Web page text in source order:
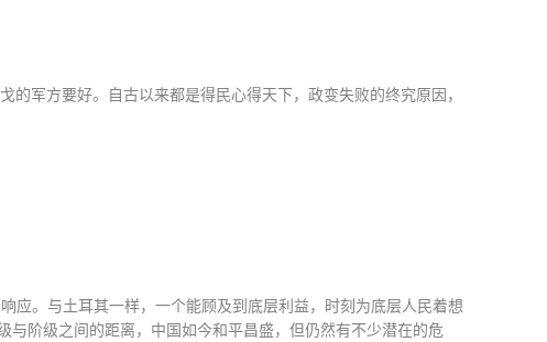
军方要好。自古以来都是得民心得天下，政变失败的终究原因，
应。与土耳其一样，一个能顾及到底层利益，时刻为底层人民着想
阶级之间的距离，中国如今和平昌盛，但仍然有不少潜在的危